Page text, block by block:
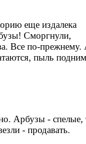
еще издалека
Сморгнули,
Все по-прежнему.
пыль
Арбузы - спелые,
- продавать.